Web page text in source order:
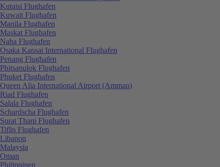
Kutaisi Flughafen
Kuwait Flughafen
Manila Flughafen
Maskat Flughafen
Naha Flughafen
Osaka Kansai International Flughafen
Penang Flughafen
Phitsanulok Flughafen
Phuket Flughafen
Queen Alia International Airport (Amman)
Riad Flughafen
Salala Flughafen
Schardscha Flughafen
Surat Thani Flughafen
Tiflis Flughafen
Libanon
Malaysia
Oman
Philippinen